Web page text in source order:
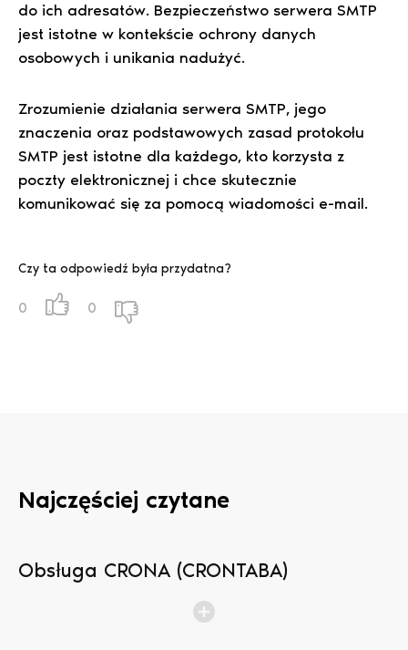
do ich adresatów. Bezpieczeństwo serwera SMTP
jest istotne w kontekście ochrony danych
osobowych i unikania nadużyć.
Zrozumienie działania serwera SMTP, jego
znaczenia oraz podstawowych zasad protokołu
SMTP jest istotne dla każdego, kto korzysta z
poczty elektronicznej i chce skutecznie
komunikować się za pomocą wiadomości e-mail.
Czy ta odpowiedź była przydatna?
0 0
Najczęściej czytane
Obsługa CRONA (CRONTABA)